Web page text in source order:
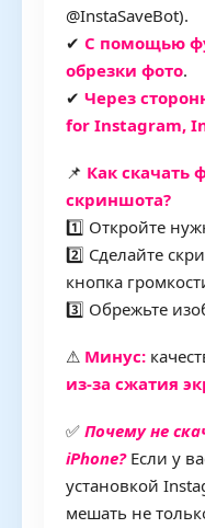
@InstaSaveBot).
✔ С помощью
обрезки фото.
✔ Через
for Instagram,
📌 Как скачать
скриншота?
1️⃣ Откройте
2️⃣ Сделайте
кнопка
3️⃣ Обрежьте
⚠ Минус:
из-за сжатия
✅ Почему не
iPhone?Если у
установкой
мешать не